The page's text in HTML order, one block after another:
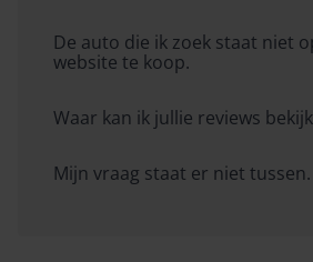
De auto die ik zoek staat niet
website te koop.
Waar kan ik jullie reviews
Mijn vraag staat er niet tussen.